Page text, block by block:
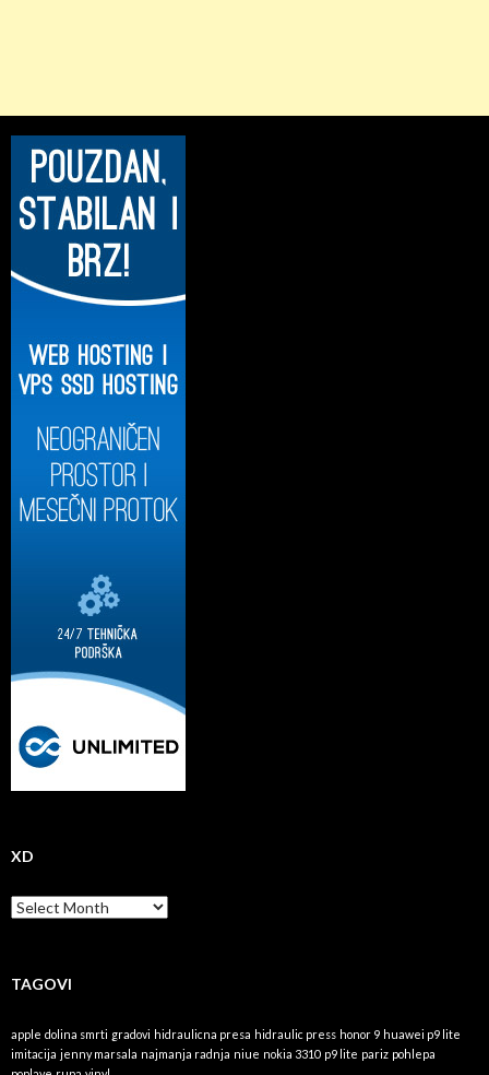
XD
x
D
TAGOVI
apple dolina smrti gradovi hidraulicna presa hidraulic press honor 9 huawei p9 lite
imitacija jenny marsala najmanja radnja niue nokia 3310 p9 lite pariz pohlepa